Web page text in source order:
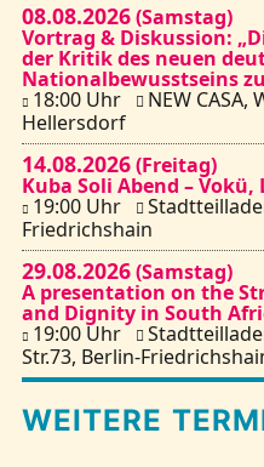
08.08.2026(Samstag)
Vortrag & Diskussion:
der Kritik des neuen
Nationalbewusstseins
18:00 Uhr
NEW
Hellersdorf
14.08.2026(Freitag)
Kuba Soli Abend –
19:00 Uhr
Friedrichshain
29.08.2026(Samstag)
A presentation on the
and Dignity in South
19:00 Uhr
Str.73, Berlin-
WEITERE